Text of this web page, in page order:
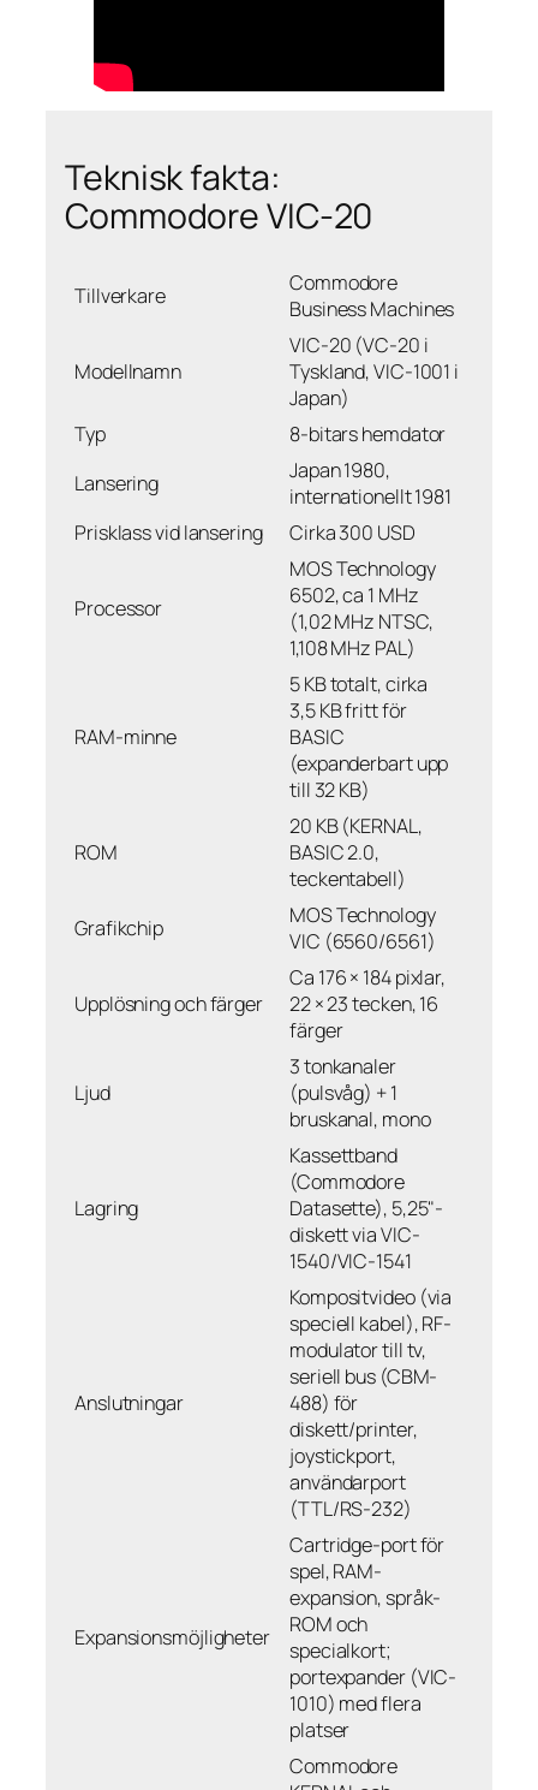
Teknisk fakta:
Commodore VIC-20
Tillverkare
Commodore
Business Machines
Modellnamn
VIC-20 (VC-20 i
Tyskland, VIC-1001 i
Japan)
Typ
8-bitars hemdator
Lansering
Japan 1980,
internationellt 1981
Prisklass vid lansering
Cirka 300 USD
Processor
MOS Technology
6502, ca 1 MHz
(1,02 MHz NTSC,
1,108 MHz PAL)
RAM-minne
5 KB totalt, cirka
3,5 KB fritt för
BASIC
(expanderbart upp
till 32 KB)
ROM
20 KB (KERNAL,
BASIC 2.0,
teckentabell)
Grafikchip
MOS Technology
VIC (6560/6561)
Upplösning och färger
Ca 176 × 184 pixlar,
22 × 23 tecken, 16
färger
Ljud
3 tonkanaler
(pulsvåg) + 1
bruskanal, mono
Lagring
Kassettband
(Commodore
Datasette), 5,25"-
diskett via VIC-
1540/VIC-1541
Anslutningar
Kompositvideo (via
speciell kabel), RF-
modulator till tv,
seriell bus (CBM-
488) för
diskett/printer,
joystickport,
användarport
(TTL/RS-232)
Expansionsmöjligheter
Cartridge-port för
spel, RAM-
expansion, språk-
ROM och
specialkort;
portexpander (VIC-
1010) med flera
platser
Commodore